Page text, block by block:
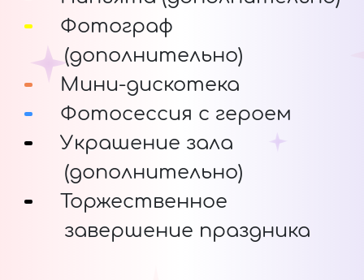
Фотограф
(дополнительно)
Мини-дискотека
Фотосессия с героем
Украшение зала
(дополнительно)
Торжественное
завершение праздника